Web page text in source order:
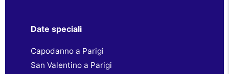
Date speciali
Capodanno a Parigi
San Valentino a Parigi